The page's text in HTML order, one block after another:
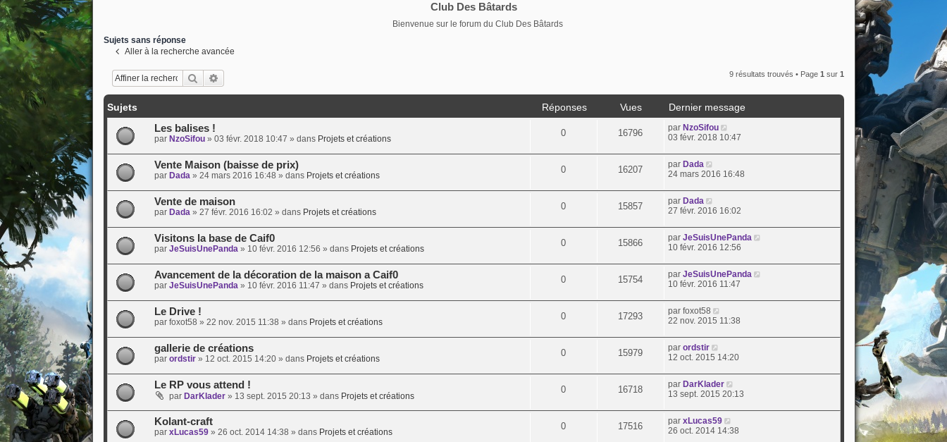
Club Des Bâtards
Bienvenue sur le forum du Club Des Bâtards
Sujets sans réponse
Aller à la recherche avancée
Rechercher 9 résultats trouvés • Page 1 sur 1
Sujets Réponses Vues
Dernier message
Les balises !
par NzoSifou» 03 févr. 2018 10:47 » dans Projets et créations
0 16796 par NzoSifou
03 févr. 2018 10:47
Vente Maison (baisse de prix)
par Dada» 24 mars 2016 16:48 » dans Projets et créations
0 16207 par Dada
24 mars 2016 16:48
Vente de maison
par Dada» 27 févr. 2016 16:02 » dans Projets et créations
0 15857 par Dada
27 févr. 2016 16:02
Visitons la base de Caif0
par JeSuisUnePanda» 10 févr. 2016 12:56 » dans Projets et créations
0 15866 par JeSuisUnePanda
10 févr. 2016 12:56
Avancement de la décoration de la maison a Caif0
par JeSuisUnePanda» 10 févr. 2016 11:47 » dans Projets et créations
0 15754 par JeSuisUnePanda
10 févr. 2016 11:47
Le Drive !
par foxot58 » 22 nov. 2015 11:38 » dans Projets et créations
0 17293 par foxot58
22 nov. 2015 11:38
gallerie de créations
par ordstir» 12 oct. 2015 14:20» dans Projets et créations
0 15979 par ordstir
12 oct. 2015 14:20
Le RP vous attend !
par DarKlader» 13 sept. 2015 20:13 » dans Projets et créations
0 16718 par DarKlader
13 sept. 2015 20:13
Kolant-craft
par xLucas59» 26 oct. 2014 14:38 » dans Projets et créations
0 17516 par xLucas59
26 oct. 2014 14:38